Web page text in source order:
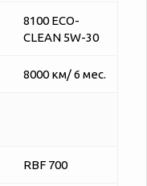
8100 ECO-
CLEAN 5W-30
8000 км/ 6 мес.
RBF 700